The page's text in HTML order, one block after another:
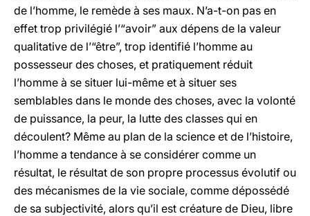
de l’homme, le remède à ses maux. N’a-t-on pas en
effet trop privilégié l’“avoir” aux dépens de la valeur
qualitative de l’“être”, trop identifié l’homme au
possesseur des choses, et pratiquement réduit
l’homme à se situer lui-même et à situer ses
semblables dans le monde des choses, avec la volonté
de puissance, la peur, la lutte des classes qui en
découlent? Même au plan de la science et de l’histoire,
l’homme a tendance à se considérer comme un
résultat, le résultat de son propre processus évolutif ou
des mécanismes de la vie sociale, comme dépossédé
de sa subjectivité, alors qu’il est créature de Dieu, libre